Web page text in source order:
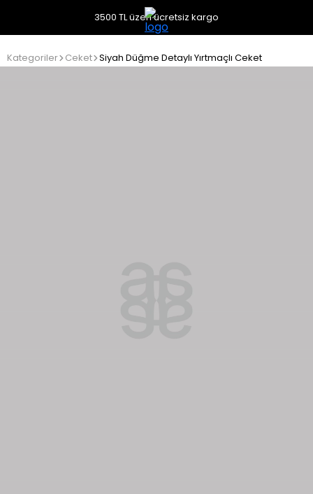
3500 TL üzeri ücretsiz kargo
Kategoriler Ceket Siyah Düğme Detaylı Yırtmaçlı Ceket